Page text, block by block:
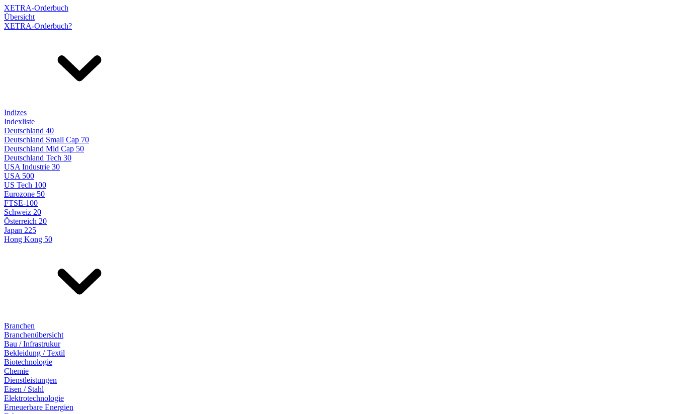
XETRA-Orderbuch
Übersicht
XETRA-Orderbuch?
Indizes
Indexliste
Deutschland 40
Deutschland Small Cap 70
Deutschland Mid Cap 50
Deutschland Tech 30
USA Industrie 30
USA 500
US Tech 100
Eurozone 50
FTSE-100
Schweiz 20
Österreich 20
Japan 225
Hong Kong 50
Branchen
Branchenübersicht
Bau / Infrastrukur
Bekleidung / Textil
Biotechnologie
Chemie
Dienstleistungen
Eisen / Stahl
Elektrotechnologie
Erneuerbare Energien